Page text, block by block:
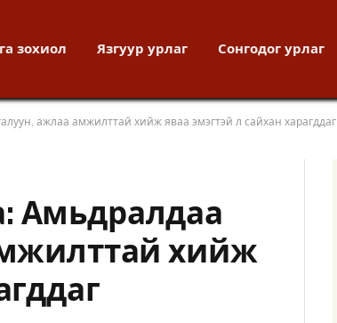
зохиол Язгуур урлаг Сонгодог урлаг
ажлаа амжилттай хийж яваа эмэгтэй л сайхан харагддаг
Амьдралдаа
хийж